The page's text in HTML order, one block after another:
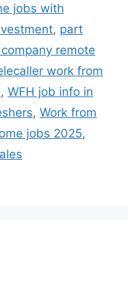
jobs with
, part
remote
work from
, WFH job info in
, Work from
jobs 2025,